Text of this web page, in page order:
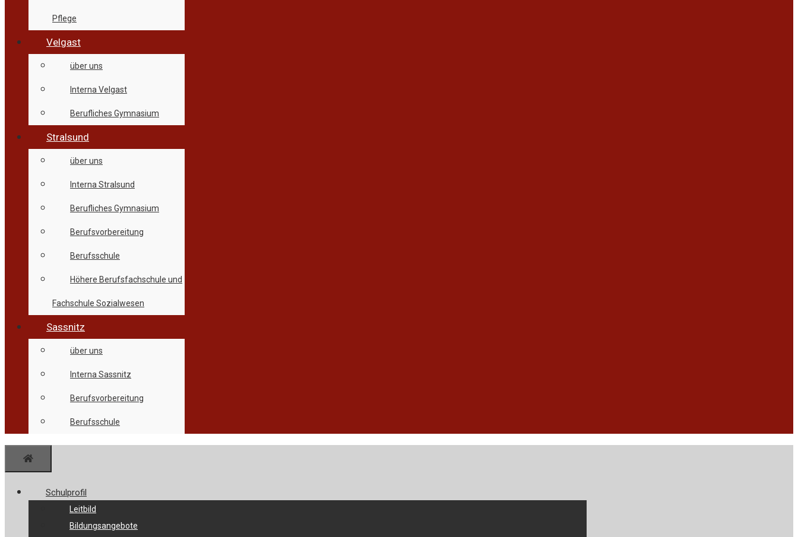
Pflege
Velgast
über uns
Interna Velgast
Berufliches Gymnasium
Stralsund
über uns
Interna Stralsund
Berufliches Gymnasium
Berufsvorbereitung
Berufsschule
Höhere Berufsfachschule und
Fachschule Sozialwesen
Sassnitz
über uns
Interna Sassnitz
Berufsvorbereitung
Berufsschule
Schulprofil
Leitbild
Bildungsangebote